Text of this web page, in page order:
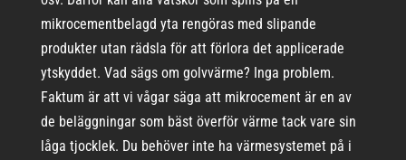
mikrocementbelagd yta rengöras med slipande
produkter utan rädsla för att förlora det applicerade
ytskyddet. Vad sägs om golvvärme? Inga problem.
Faktum är att vi vågar säga att mikrocement är en av
de beläggningar som bäst överför värme tack vare sin
låga tjocklek. Du behöver inte ha värmesystemet på i